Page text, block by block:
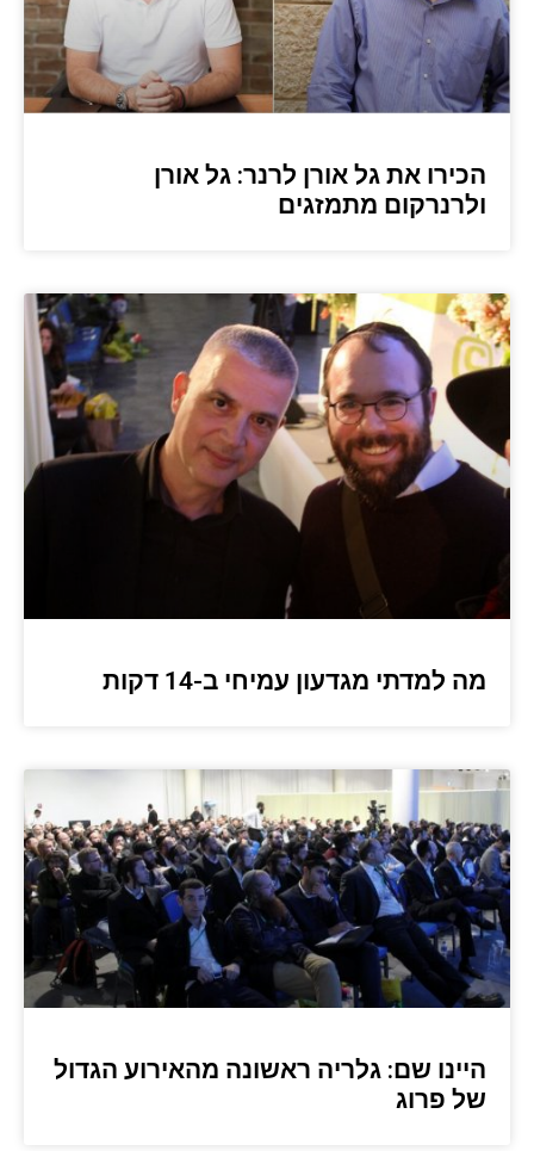
הכירו את גל אורן לרנר: גל אורן
ולרנרקום מתמזגים
מה למדתי מגדעון עמיחי ב-14 דקות
היינו שם: גלריה ראשונה מהאירוע הגדול
של פרוג